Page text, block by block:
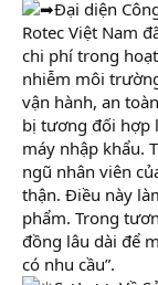
Đại diện
Rotec Việt Nam
chi phí trong
nhiễm môi
vận hành, an
bị tương đối hợp
máy nhập khẩu.
ngũ nhân viên
thận. Điều này
phẩm. Trong
đồng lâu dài để
có nhu cầu”.